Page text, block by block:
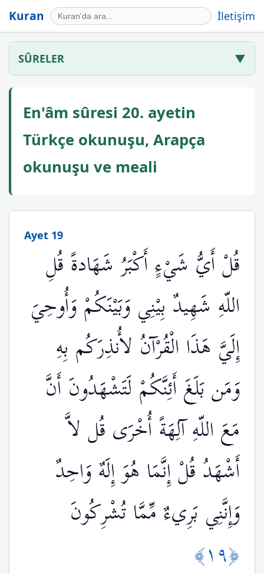
Kuran İletişim
SÛRELER ▼
En'âm sûresi 20. ayetin
Türkçe okunuşu, Arapça
okunuşu ve meali
Ayet 19
قُلْ أَيُّ شَيْءٍ أَكْبَرُ شَهَادةً قُلِ
اللّهِ شَهِيدٌ بِيْنِي وَبَيْنَكُمْ وَأُوحِيَ
إِلَيَّ هَذَا الْقُرْآنُ لأُنذِرَكُم بِهِ
وَمَن بَلَغَ أَئِنَّكُمْ لَتَشْهَدُونَ أَنَّ
مَعَ اللّهِ آلِهَةً أُخْرَى قُل لاَّ
أَشْهَدُ قُلْ إِنَّمَا هُوَ إِلَهٌ وَاحِدٌ
وَإِنَّنِي بَرِيءٌ مِّمَّا تُشْرِكُونَ
﴿١٩﴾